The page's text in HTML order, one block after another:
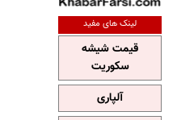
لینک های مفید
قیمت شیشه
سکوریت
آلپاری